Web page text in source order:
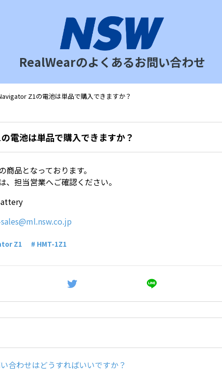
RealWearのよくあるお問い合わせ
Z1の電池は単品で購入できますか？
電池は単品で購入できますか？
商品となっております。
、担当営業へご確認ください。
Z1 # HMT-1Z1
合わせはどうすればいいですか？